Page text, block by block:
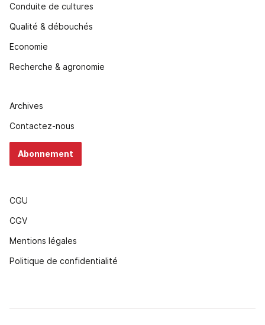
Conduite de cultures
Qualité & débouchés
Economie
Recherche & agronomie
Archives
Contactez-nous
Abonnement
CGU
CGV
Mentions légales
Politique de confidentialité